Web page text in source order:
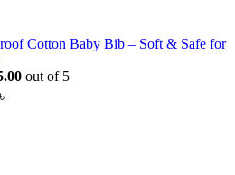
Cotton Baby Bib – Soft & Safe for
out of 5
৳